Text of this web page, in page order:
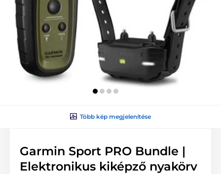
Több kép megjelenítése
Garmin Sport PRO Bundle |
Elektronikus kiképző nyakörv